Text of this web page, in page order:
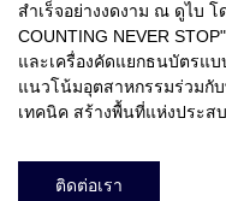
สำเร็จอย่างงดงาม ณ ดูไบ โ
COUNTING NEVER
และเครื่องคัดแยกธนบัตรแ
แนวโน้มอุตสาหกรรมร่วมกั
เทคนิค สร้างพื้นที่แห่งประส
ติดต่อเรา